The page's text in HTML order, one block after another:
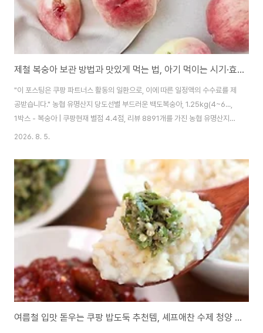
제철 복숭아 보관 방법과 맛있게 먹는 법, 아기 먹이는 시기·효능까지 총정리
"이 포스팅은 쿠팡 파트너스 활동의 일환으로, 이에 따른 일정액의 수수료를 제
공받습니다." 농협 유명산지 당도선별 부드러운 백도복숭아, 1.25kg(4~6...,
1박스 - 복숭아 | 쿠팡현재 별점 4.4점, 리뷰 8891개를 가진 농협 유명산지
당도선별 부드러운 백도복숭아, 1.25kg(4~6..., 1박스! 지금 쿠팡에서 더 저렴
면 달콤한 향과 풍부한 과즙을 자랑하는 복숭아가 제철을 맞습니다. 백도처럼
부드럽고 말랑한 복숭아부터 단단한 황도, 새콤달콤한 천도복숭아까지 종류도
다양해 취향에 따라 골라 먹기 좋은데요.​복숭아는 과육이 연하고 쉽게 무르기
때문에 잘못 보관하면 금방 물러지거나 갈변할 수 있습니다. 반대로 너무 ..
2026. 8. 5.
여름철 입맛 돋우는 쿠팡 밥도둑 추천템, 셰프애찬 수제 청양 맵짤이 후기